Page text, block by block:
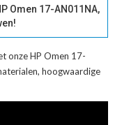
Omen 17-AN011NA,
onzeHP Omen 17-
hoogwaardige